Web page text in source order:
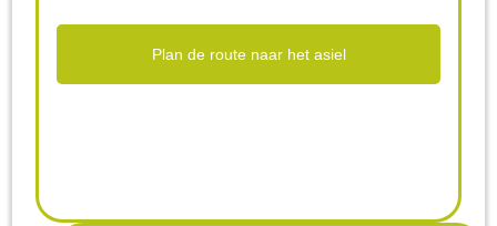
Plan de route naar het asiel